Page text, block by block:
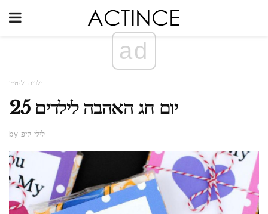
ad
ילדים ולנטיין
25 יום חג האהבה לילדים
by לילי קיפ